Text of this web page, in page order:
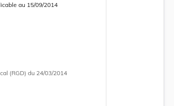
au 15/09/2014
(RGD)du 24/03/2014